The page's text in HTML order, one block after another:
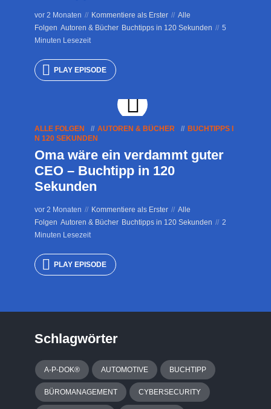
vor 2 Monaten Kommentiere als Erster
Alle
Folgen Autoren & Bücher Buchtipps in 120 Sekunden
5
Minuten Lesezeit
PLAY EPISODE
ALLE FOLGEN AUTOREN & BÜCHER
BUCHTIPPS I
N 120 SEKUNDEN
Oma wäre ein verdammt guter
CEO – Buchtipp in 120
Sekunden
vor 2 Monaten Kommentiere als Erster
Alle
Folgen Autoren & Bücher Buchtipps in 120 Sekunden
2
Minuten Lesezeit
PLAY EPISODE
Schlagwörter
A-P-DOK® AUTOMOTIVE BUCHTIPP
BÜROMANAGEMENT CYBERSECURITY